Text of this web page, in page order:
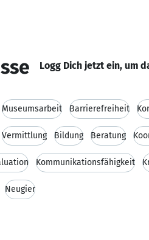
Logg Dich jetzt ein, um
Museumsarbeit Barrierefreiheit
Vermittlung Bildung Beratung
Kommunikationsfähigkeit
Neugier